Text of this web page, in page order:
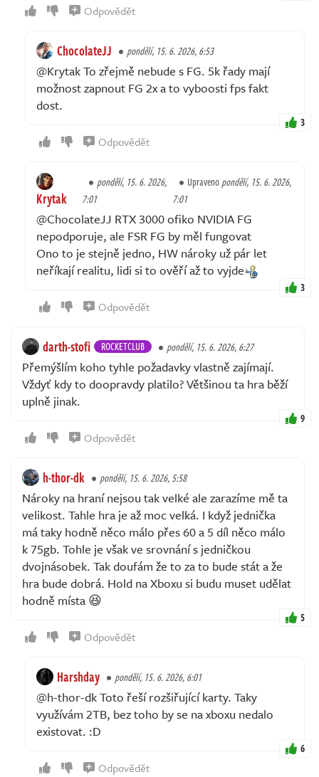
Odpovědět
ChocolateJJ pondělí, 15. 6. 2026, 6:53
@Krytak To zřejmě nebude s FG. 5k řady mají
možnost zapnout FG 2x a to vyboosti fps fakt
dost.
3
Odpovědět
Krytak
pondělí, 15. 6. 2026,
7:01
Upravenopondělí, 15. 6. 2026,
7:01
@ChocolateJJ RTX 3000 ofiko NVIDIA FG
nepodporuje, ale FSR FG by měl fungovat
Ono to je stejně jedno, HW nároky už pár let
neříkají realitu, lidi si to ověří až to vyjde
3
Odpovědět
darth-stofi ROCKETCLUB pondělí, 15. 6. 2026, 6:27
Přemýšlím koho tyhle požadavky vlastně zajímají.
Vždyť kdy to doopravdy platilo? Většinou ta hra běží
uplně jinak.
9
Odpovědět
h-thor-dk pondělí, 15. 6. 2026, 5:58
Nároky na hraní nejsou tak velké ale zarazíme mě ta
velikost. Tahle hra je až moc velká. I když jednička
má taky hodně něco málo přes 60 a 5 díl něco málo
k 75gb. Tohle je však ve srovnání s jedničkou
dvojnásobek. Tak doufám že to za to bude stát a že
hra bude dobrá. Hold na Xboxu si budu muset udělat
hodně místa 😆
5
Odpovědět
Harshday pondělí, 15. 6. 2026, 6:01
@h-thor-dk Toto řeší rozšiřující karty. Taky
využívám 2TB, bez toho by se na xboxu nedalo
existovat. :D
6
Odpovědět